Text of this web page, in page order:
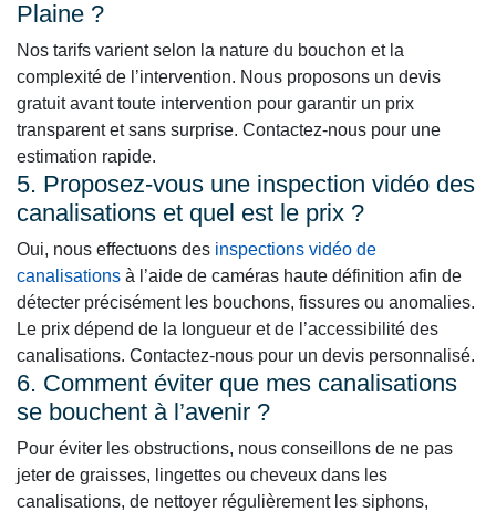
Plaine ?
Nos tarifs varient selon la nature du bouchon et la
complexité de l’intervention. Nous proposons un devis
gratuit avant toute intervention pour garantir un prix
transparent et sans surprise. Contactez-nous pour une
estimation rapide.
5. Proposez-vous une inspection vidéo des
canalisations et quel est le prix ?
Oui, nous effectuons des inspections vidéo de
canalisations à l’aide de caméras haute définition afin de
détecter précisément les bouchons, fissures ou anomalies.
Le prix dépend de la longueur et de l’accessibilité des
canalisations. Contactez-nous pour un devis personnalisé.
6. Comment éviter que mes canalisations
se bouchent à l’avenir ?
Pour éviter les obstructions, nous conseillons de ne pas
jeter de graisses, lingettes ou cheveux dans les
canalisations, de nettoyer régulièrement les siphons,